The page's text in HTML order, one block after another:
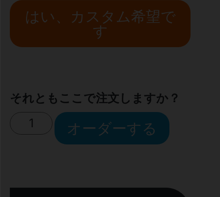
はい、カスタム希望で
す
それともここで注文しますか？
オーダーする